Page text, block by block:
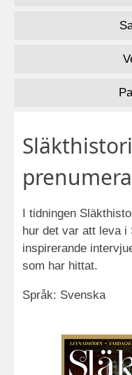
I tidningen
hur det var att leva
inspirerande
som har hittat.
Språk: Svenska